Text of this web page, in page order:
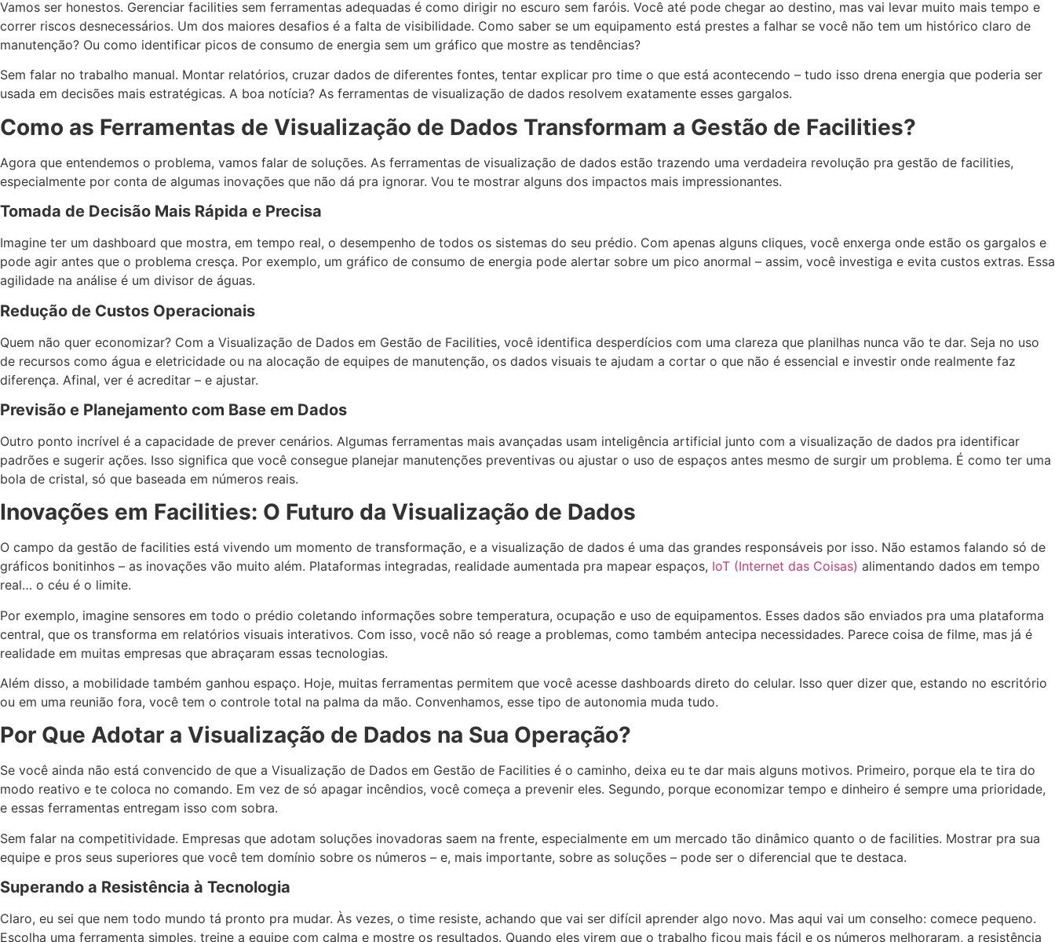
Vamos ser honestos. Gerenciar facilities sem ferramentas adequadas é como dirigir no escuro sem faróis. Você até pode chegar ao destino, mas vai levar muito mais tempo e
correr riscos desnecessários. Um dos maiores desafios é a falta de visibilidade. Como saber se um equipamento está prestes a falhar se você não tem um histórico claro de
manutenção? Ou como identificar picos de consumo de energia sem um gráfico que mostre as tendências?
Sem falar no trabalho manual. Montar relatórios, cruzar dados de diferentes fontes, tentar explicar pro time o que está acontecendo – tudo isso drena energia que poderia ser
usada em decisões mais estratégicas. A boa notícia? As ferramentas de visualização de dados resolvem exatamente esses gargalos.
Como as Ferramentas de Visualização de Dados Transformam a Gestão de Facilities?
Agora que entendemos o problema, vamos falar de soluções. As ferramentas de visualização de dados estão trazendo uma verdadeira revolução pra gestão de facilities,
especialmente por conta de algumas inovações que não dá pra ignorar. Vou te mostrar alguns dos impactos mais impressionantes.
Tomada de Decisão Mais Rápida e Precisa
Imagine ter um dashboard que mostra, em tempo real, o desempenho de todos os sistemas do seu prédio. Com apenas alguns cliques, você enxerga onde estão os gargalos e
pode agir antes que o problema cresça. Por exemplo, um gráfico de consumo de energia pode alertar sobre um pico anormal – assim, você investiga e evita custos extras. Essa
agilidade na análise é um divisor de águas.
Redução de Custos Operacionais
Quem não quer economizar? Com a Visualização de Dados em Gestão de Facilities, você identifica desperdícios com uma clareza que planilhas nunca vão te dar. Seja no uso
de recursos como água e eletricidade ou na alocação de equipes de manutenção, os dados visuais te ajudam a cortar o que não é essencial e investir onde realmente faz
diferença. Afinal, ver é acreditar – e ajustar.
Previsão e Planejamento com Base em Dados
Outro ponto incrível é a capacidade de prever cenários. Algumas ferramentas mais avançadas usam inteligência artificial junto com a visualização de dados pra identificar
padrões e sugerir ações. Isso significa que você consegue planejar manutenções preventivas ou ajustar o uso de espaços antes mesmo de surgir um problema. É como ter uma
bola de cristal, só que baseada em números reais.
Inovações em Facilities: O Futuro da Visualização de Dados
O campo da gestão de facilities está vivendo um momento de transformação, e a visualização de dados é uma das grandes responsáveis por isso. Não estamos falando só de
gráficos bonitinhos – as inovações vão muito além. Plataformas integradas, realidade aumentada pra mapear espaços, IoT (Internet das Coisas) alimentando dados em tempo
real… o céu é o limite.
Por exemplo, imagine sensores em todo o prédio coletando informações sobre temperatura, ocupação e uso de equipamentos. Esses dados são enviados pra uma plataforma
central, que os transforma em relatórios visuais interativos. Com isso, você não só reage a problemas, como também antecipa necessidades. Parece coisa de filme, mas já é
realidade em muitas empresas que abraçaram essas tecnologias.
Além disso, a mobilidade também ganhou espaço. Hoje, muitas ferramentas permitem que você acesse dashboards direto do celular. Isso quer dizer que, estando no escritório
ou em uma reunião fora, você tem o controle total na palma da mão. Convenhamos, esse tipo de autonomia muda tudo.
Por Que Adotar a Visualização de Dados na Sua Operação?
Se você ainda não está convencido de que a Visualização de Dados em Gestão de Facilities é o caminho, deixa eu te dar mais alguns motivos. Primeiro, porque ela te tira do
modo reativo e te coloca no comando. Em vez de só apagar incêndios, você começa a prevenir eles. Segundo, porque economizar tempo e dinheiro é sempre uma prioridade,
e essas ferramentas entregam isso com sobra.
Sem falar na competitividade. Empresas que adotam soluções inovadoras saem na frente, especialmente em um mercado tão dinâmico quanto o de facilities. Mostrar pra sua
equipe e pros seus superiores que você tem domínio sobre os números – e, mais importante, sobre as soluções – pode ser o diferencial que te destaca.
Superando a Resistência à Tecnologia
Claro, eu sei que nem todo mundo tá pronto pra mudar. Às vezes, o time resiste, achando que vai ser difícil aprender algo novo. Mas aqui vai um conselho: comece pequeno.
Escolha uma ferramenta simples, treine a equipe com calma e mostre os resultados. Quando eles virem que o trabalho ficou mais fácil e os números melhoraram, a resistência